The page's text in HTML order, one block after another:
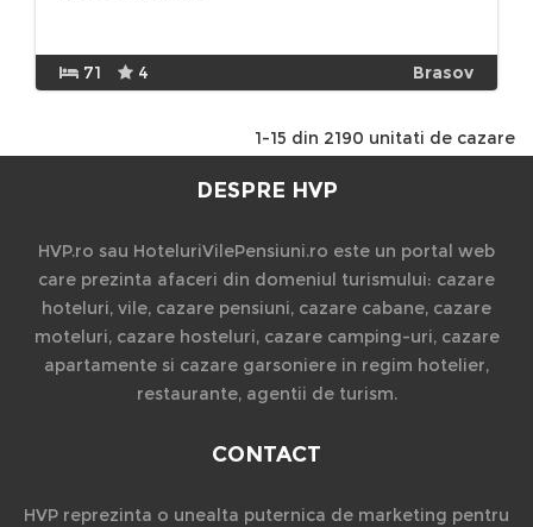
71 4 Brasov
1-15 din 2190 unitati de cazare
DESPRE HVP
HVP.ro sau HoteluriVilePensiuni.ro este un portal web
care prezinta afaceri din domeniul turismului: cazare
hoteluri, vile, cazare pensiuni, cazare cabane, cazare
moteluri, cazare hosteluri, cazare camping-uri, cazare
apartamente si cazare garsoniere in regim hotelier,
restaurante, agentii de turism.
CONTACT
HVP reprezinta o unealta puternica de marketing pentru